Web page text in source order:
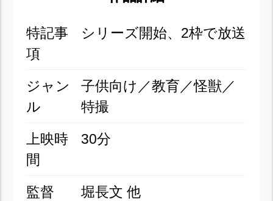
特記事
項
シリーズ開始、2枠で放送
ジャン
ル
子供向け／教育／怪獣／
特撮
上映時
間
30分
監督 堀長文 他